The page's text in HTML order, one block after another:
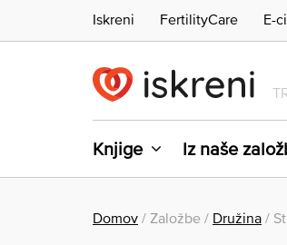
Knjige Iz naše
Iskreni FertilityCare E-
Domov / Založbe / Družina /